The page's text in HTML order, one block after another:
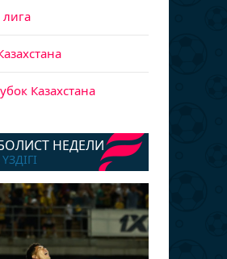
лига
Казахстана
НЕДЕЛИ